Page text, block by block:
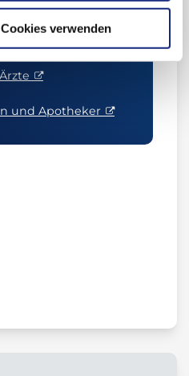
verwenden
und Apotheker